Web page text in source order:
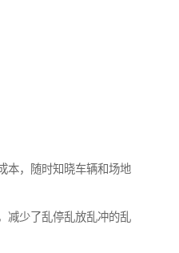
本，随时知晓车辆和场地
减少了乱停乱放乱冲的乱